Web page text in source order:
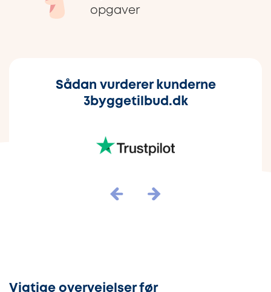
opgaver
Sådan vurderer kunderne
3byggetilbud.dk
Vigtige overvejelser før